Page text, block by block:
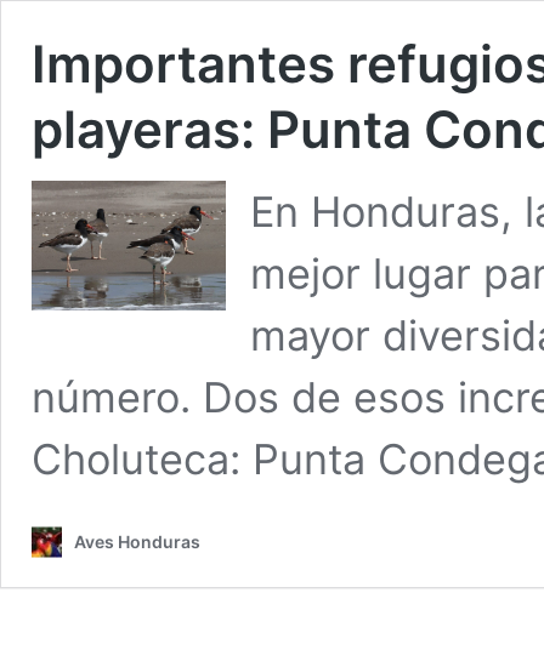
Importantes
playeras: Punta
En Honduras,
mejor lugar
mayor
número. Dos de esos
Choluteca: Punta
Aves Honduras